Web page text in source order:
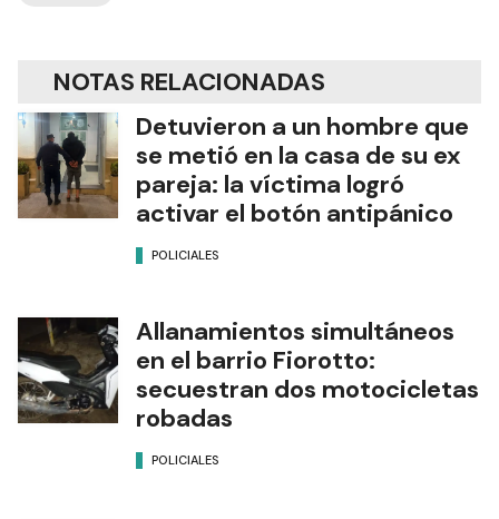
NOTAS RELACIONADAS
Detuvieron a un hombre que
se metió en la casa de su ex
pareja: la víctima logró
activar el botón antipánico
POLICIALES
Allanamientos simultáneos
en el barrio Fiorotto:
secuestran dos motocicletas
robadas
POLICIALES